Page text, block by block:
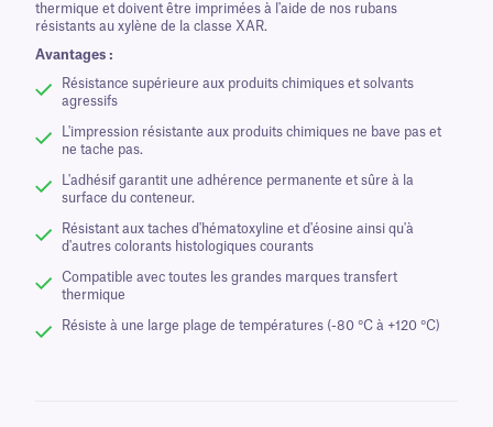
thermique et doivent être imprimées à l'aide de nos rubans
résistants au xylène de la classe XAR.
Avantages :
Résistance supérieure aux produits chimiques et solvants
agressifs
L'impression résistante aux produits chimiques ne bave pas et
ne tache pas.
L'adhésif garantit une adhérence permanente et sûre à la
surface du conteneur.
Résistant aux taches d'hématoxyline et d'éosine ainsi qu'à
d'autres colorants histologiques courants
Compatible avec toutes les grandes marques transfert
thermique
Résiste à une large plage de températures (-80 °C à +120 °C)